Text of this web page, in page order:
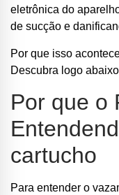
eletrônica do
de sucção e
Por que isso
Descubra logo
Por que o
cartucho
Para entender o